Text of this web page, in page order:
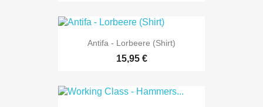
Antifa - Lorbeere (Shirt)
15,95 €